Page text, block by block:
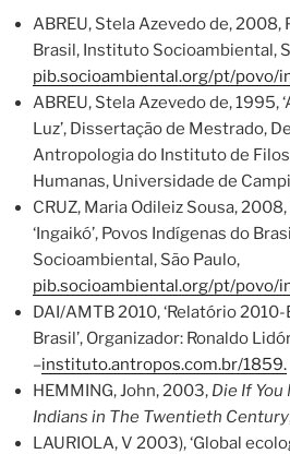
ABREU, Stela Azevedo de, 2008,
Brasil, Instituto Socioambiental,
pib.socioambiental.org/pt/povo/
ABREU, Stela Azevedo de, 1995,
Luz’, Dissertação de Mestrado,
Antropologia do Instituto de
Humanas, Universidade de
CRUZ, Maria Odileiz Sousa, 2008,
‘Ingaikó’, Povos Indígenas do
Socioambiental, São Paulo,
pib.socioambiental.org/pt/povo/
DAI/AMTB 2010, ‘Relatório
Brasil’, Organizador: Ronaldo
–instituto.antropos.com.br/1859.
HEMMING, John, 2003, Die If You
Indians in The Twentieth Century
LAURIOLA, V 2003), ‘Global